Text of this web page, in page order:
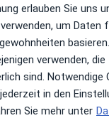
erlauben Sie uns
um
verwenden,
sind. Notwendige
in den
Sie mehr unter